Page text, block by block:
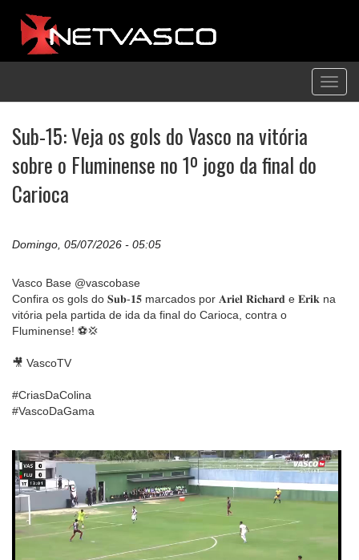
Sub-15: Veja os gols do Vasco na vitória
sobre o Fluminense no 1º jogo da final do
Carioca
Domingo, 05/07/2026 - 05:05
Vasco Base @vascobase
Confira os gols do 𝐒𝐮𝐛-𝟏𝟓 marcados por 𝐀𝐫𝐢𝐞𝐥 𝐑𝐢𝐜𝐡𝐚𝐫𝐝 e 𝐄𝐫𝐢𝐤 na
vitória pela partida de ida da final do Carioca, contra o
Fluminense! ⚽️💢
🎥 VascoTV
#CriasDaColina
#VascoDaGama